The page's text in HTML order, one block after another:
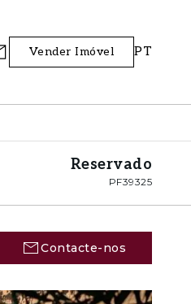
Vender Imóvel PT
Reservado
PF39325
Contacte-nos